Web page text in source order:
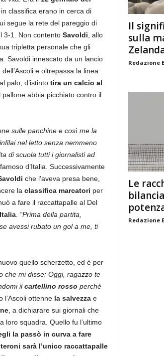
classifica erano in cerca di
segue la rete del pareggio di
3-1. Non contento Savoldi , allo
tripletta personale che gli
Savoldi innescato da un lancio
e oltrepassa la linea
palo, d’istinto tira un calcio al
pallone abbia picchiato contro il
sulle panchine e così me la
nel letto senza nemmeno
di scuola tutti i giornalisti ad
d’Italia. Successivamente
che l’aveva presa bene,
la classifica marcatori per
a fare il raccattapalle al Del
. “Prima della partita,
avessi rubato un gol a me, ti
quello scherzetto, ed è per
che mi disse: Oggi, ragazzo te
ilcartellino rosso perchè
l’Ascoli ottenne la salvezzae
, a dichiarare sui giornali che
loro squadra. Quello fu l’ultimo
la passò in curva a fare
sarà l’unico raccattapalle
Il
sulla
Redazione
Le
Redazione